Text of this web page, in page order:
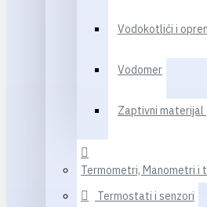
Vodokotlići i
Vodomer
Zaptivni materijal
Termometri, Manometri i
Termostati i senzori